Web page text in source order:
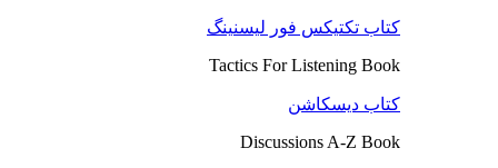
کتاب تکتیکس فور لیسنینگ
Tactics For Listening Book
کتاب دیسکاشن
Discussions A-Z Book